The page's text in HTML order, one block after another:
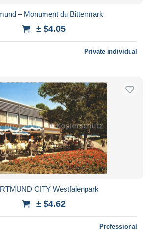
– Monument du Bittermark
± $4.05
Private individual
CITY Westfalenpark
± $4.62
Professional